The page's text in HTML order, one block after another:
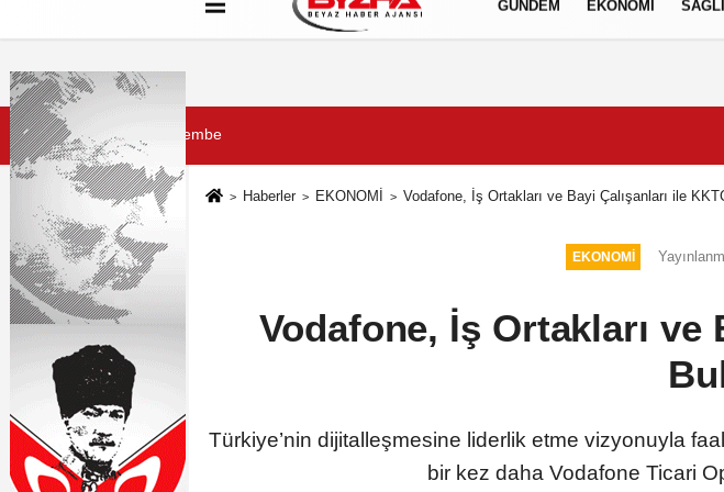
Hakkımızda Künye Çerez Politikası
GÜNDEM EKONOMİ
6 Ağustos 2026, Perşembe
Haberler EKONOMİ Vodafone, İş Ortakları ve Bayi Çalışanları ile
EKONOMİ
Vodafone, İş Ortakları ve
Türkiye’nin dijitalleşmesine liderlik etme vizyonuyla
bir kez daha Vodafone Ticari